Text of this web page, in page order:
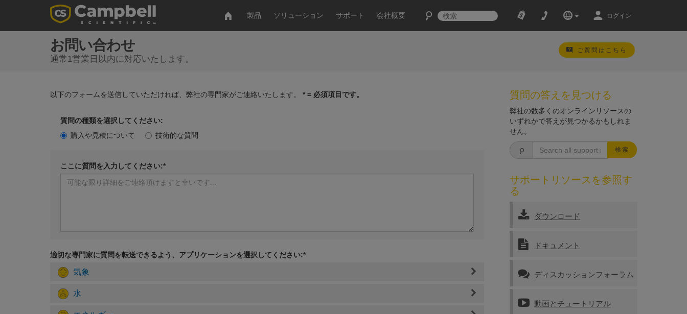
製品 ソリューション サポート 会社概要 ログイン
お問い合わせ
通常1営業日以内に対応いたします。
ご質問はこちら
以下のフォームを送信していただければ、弊社の専門家がご連絡いたします。 * = 必須項目です。
質問の種類を選択してください:
購入や見積について
技術的な質問
ここに質問を入力してください:*
適切な専門家に質問を転送できるよう、アプリケーションを選択してください:*
気象
水
質問の答えを見つける
弊社の数多くのオンラインリソースの
いずれかで答えが見つかるかもしれま
せん。
検索
サポートリソースを参照す
る
ダウンロード
ドキュメント
ディスカッションフォーラム
動画とチュートリアル